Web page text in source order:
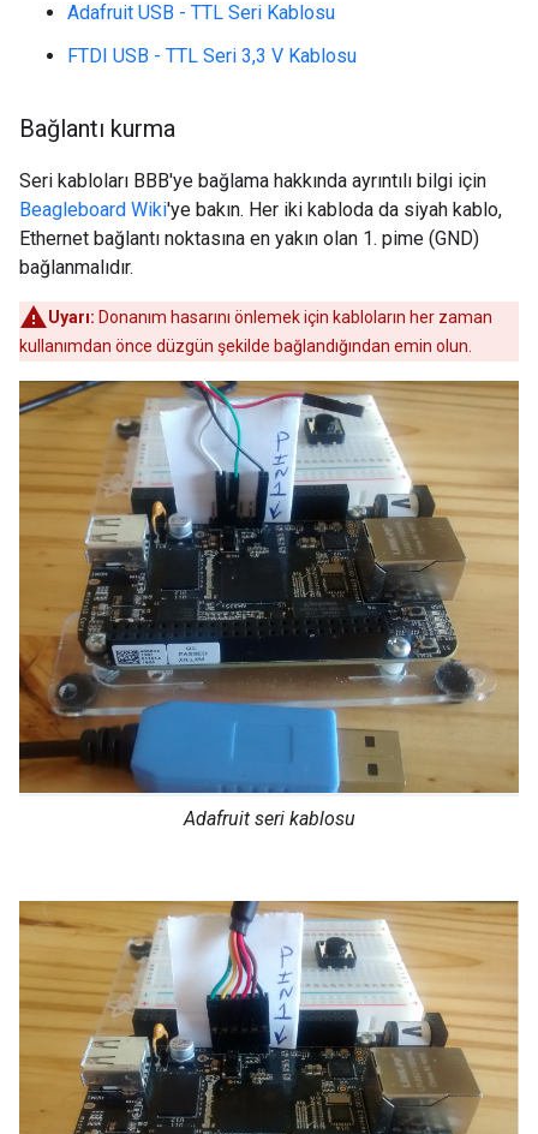
Adafruit USB - TTL Seri Kablosu
FTDI USB - TTL Seri 3,3 V Kablosu
Bağlantı kurma
Seri kabloları BBB'ye bağlama hakkında ayrıntılı bilgi için
Beagleboard Wiki'ye bakın. Her iki kabloda da siyah kablo,
Ethernet bağlantı noktasına en yakın olan 1. pime (GND)
bağlanmalıdır.
Uyarı: Donanım hasarını önlemek için kabloların her zaman
kullanımdan önce düzgün şekilde bağlandığından emin olun.
Adafruit seri kablosu